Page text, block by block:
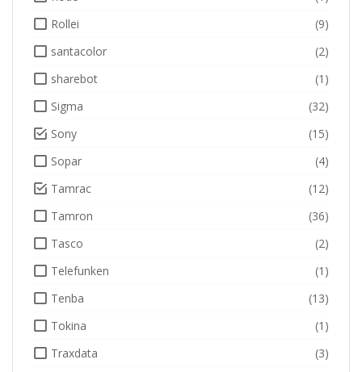
Rollei
(9)
santacolor
(2)
sharebot
(1)
Sigma
(32)
Sony
(15)
Sopar
(4)
Tamrac
(12)
Tamron
(36)
Tasco
(2)
Telefunken
(1)
Tenba
(13)
Tokina
(1)
Traxdata
(3)